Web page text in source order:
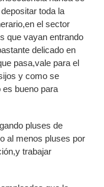
toda la
el sector
que vayan entrando
delicado en
pasa,vale para el
y como se
bueno para
pluses de
al menos pluses por
trabajar